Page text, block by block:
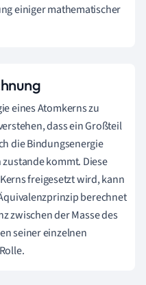
einiger mathematischer
eines Atomkerns zu
dass ein Großteil
die Bindungsenergie
kommt. Diese
freigesetzt wird, kann
berechnet
zwischen der Masse des
seiner einzelnen